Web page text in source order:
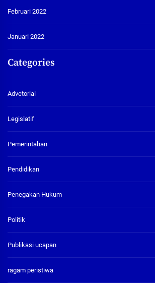
Februari 2022
Januari 2022
Categories
Advetorial
Legislatif
Pemerintahan
Pendidikan
Penegakan Hukum
Politik
Publikasi ucapan
ragam peristiwa